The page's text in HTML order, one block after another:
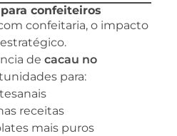
confeiteiros
confeitaria, o impacto
de cacau no
para:
receitas
mais puros